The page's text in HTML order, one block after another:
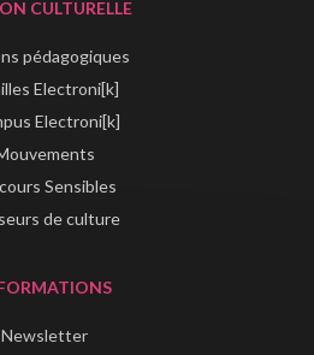
CULTURELLE
pédagogiques
Electroni[k]
Electroni[k]
Sensibles
de culture
Newsletter